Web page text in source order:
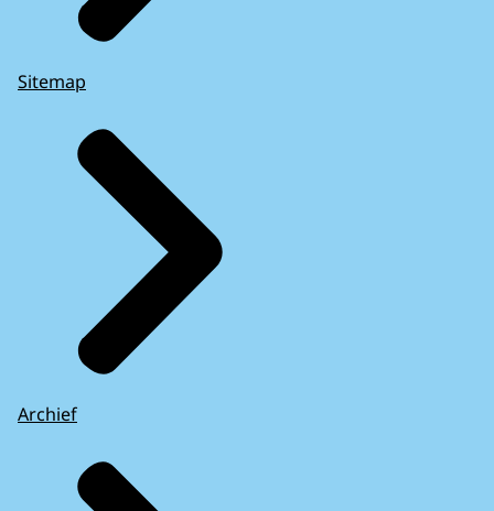
Sitemap
Archief